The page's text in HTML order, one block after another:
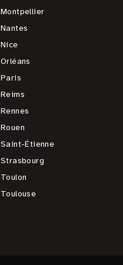
Montpellier
Nantes
Nice
Orléans
Paris
Reims
Rennes
Rouen
Saint-Étienne
Strasbourg
Toulon
Toulouse